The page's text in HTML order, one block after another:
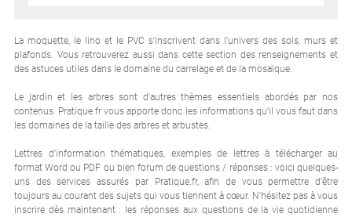
La moquette, le lino et le PVC s'inscrivent dans l'univers des sols, murs et
plafonds. Vous retrouverez aussi dans cette section des renseignements et
des astuces utiles dans le domaine du carrelage et de la mosaïque.
Le jardin et les arbres sont d'autres thèmes essentiels abordés par nos
contenus. Pratique.fr vous apporte donc les informations qu'il vous faut dans
les domaines de la taille des arbres et arbustes.
Lettres d'information thématiques, exemples de lettres à télécharger au
format Word ou PDF ou bien forum de questions / réponses : voici quelques-
uns des services assurés par Pratique.fr, afin de vous permettre d'être
toujours au courant des sujets qui vous tiennent à cœur. N'hésitez pas à vous
inscrire dès maintenant : les réponses aux questions de la vie quotidienne